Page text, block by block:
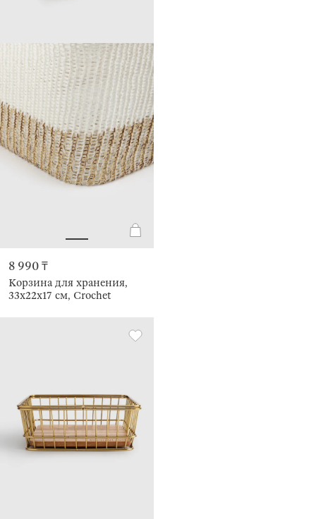
8 990 ₸
Корзина для хранения,
33х22х17 см, Crochet